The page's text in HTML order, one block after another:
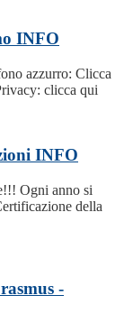
INFO
azzurro: Clicca
clicca qui
INFO
Ogni anno si
della
-